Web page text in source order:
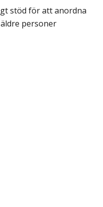
stöd för att anordna
personer